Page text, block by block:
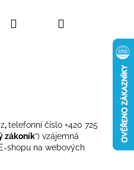
VÝROBA
PřihlášeníNákupní
,telefonní číslo +420 725
zákoník“) vzájemná
shopu na webových